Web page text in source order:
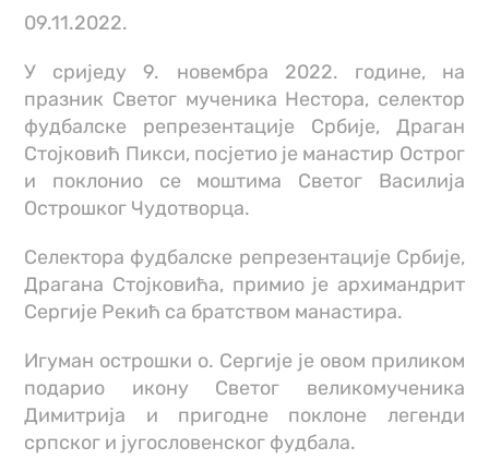
09.11.2022.
У сриједу 9. новембра 2022. године, на
празник Светог мученика Нестора, селектор
фудбалске репрезентације Србије, Драган
Стојковић Пикси, посјетио је манастир Острог
и поклонио се моштима Светог Василија
Острошког Чудотворца.
Селектора фудбалске репрезентације Србије,
Драгана Стојковића, примио је архимандрит
Сергије Рекић са братством манастира.
Игуман острошки о. Сергије је овом приликом
подарио икону Светог великомученика
Димитрија и пригодне поклоне легенди
српског и југословенског фудбала.